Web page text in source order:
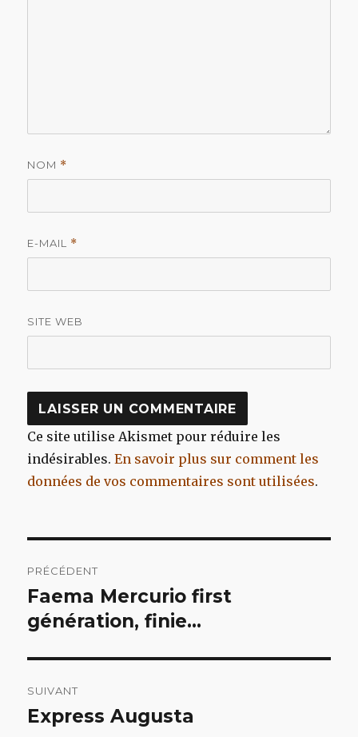
NOM *
E-MAIL *
SITE WEB
Ce site utilise Akismet pour réduire les
indésirables.En savoir plus sur comment les
données de vos commentaires sont utilisées.
de
l’article
PRÉCÉDENT
Article
précédent :
Faema Mercurio first
génération, finie…
SUIVANT
Article
Express Augusta